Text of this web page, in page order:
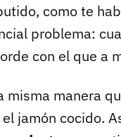
como te
problema:
con el que a
misma manera
jamón cocido.